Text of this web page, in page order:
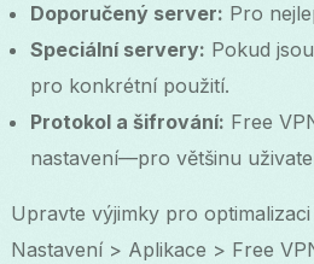
Doporučený server: Pro
Speciální servery: Pokud
pro konkrétní použití.
Protokol a šifrování: Free
nastavení—pro většinu
Upravte výjimky pro
Nastavení > Aplikace > Free